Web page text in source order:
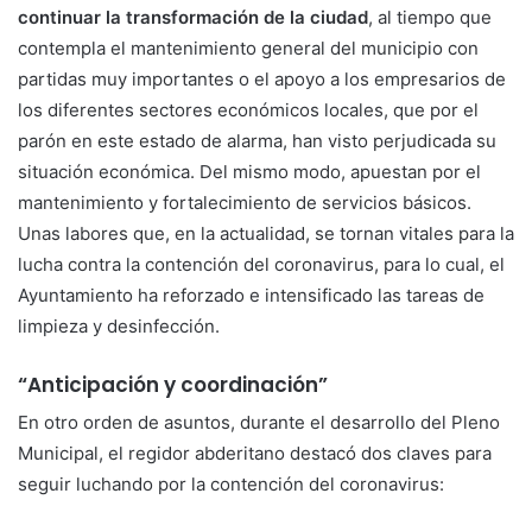
continuar la transformación de la ciudad, al tiempo que
contempla el mantenimiento general del municipio con
partidas muy importantes o el apoyo a los empresarios de
los diferentes sectores económicos locales, que por el
parón en este estado de alarma, han visto perjudicada su
situación económica. Del mismo modo, apuestan por el
mantenimiento y fortalecimiento de servicios básicos.
Unas labores que, en la actualidad, se tornan vitales para la
lucha contra la contención del coronavirus, para lo cual, el
Ayuntamiento ha reforzado e intensificado las tareas de
limpieza y desinfección.
“Anticipación y coordinación”
En otro orden de asuntos, durante el desarrollo del Pleno
Municipal, el regidor abderitano destacó dos claves para
seguir luchando por la contención del coronavirus: